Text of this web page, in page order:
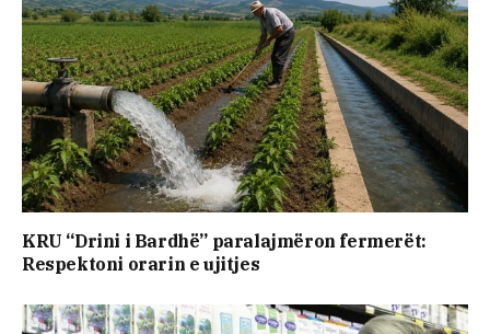
KRU “Drini i Bardhë” paralajmëron fermerët:
Respektoni orarin e ujitjes